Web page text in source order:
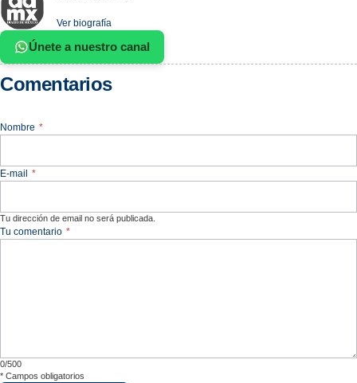
Ver biografía
Únete a nuestro canal
Comentarios
Nombre *
E-mail *
Tu dirección de email no será publicada.
Tu comentario *
0/500
* Campos obligatorios